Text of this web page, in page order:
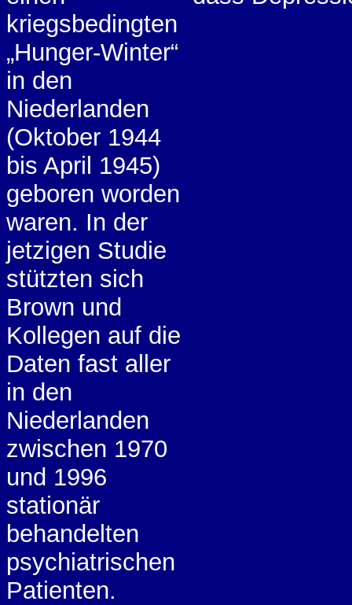
kriegsbedingten
„Hunger-Winter“
in den
Niederlanden
(Oktober 1944
bis April 1945)
geboren worden
waren. In der
jetzigen Studie
stützten sich
Brown und
Kollegen auf die
Daten fast aller
in den
Niederlanden
zwischen 1970
und 1996
stationär
behandelten
psychiatrischen
Patienten.